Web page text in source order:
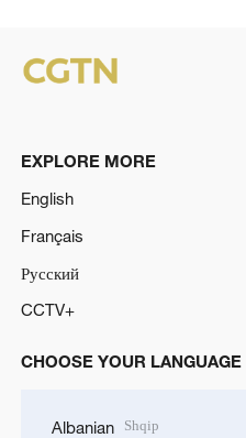
EXPLORE MORE
English
Français
Русский
CCTV+
CHOOSE YOUR LANGUAGE
Albanian Shqip